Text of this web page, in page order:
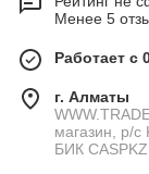
Менее 5
Работает с
г. Алматы
магазин, р/
БИК